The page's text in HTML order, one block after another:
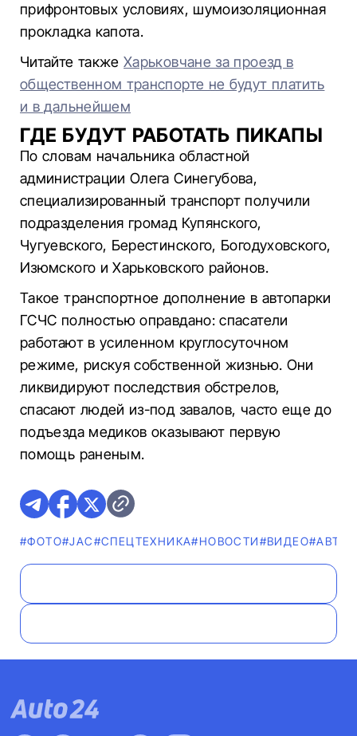
прифронтовых условиях, шумоизоляционная
прокладка капота.
Читайте такжеХарьковчане за проезд в
общественном транспорте не будут платить
и в дальнейшем
ГДЕ БУДУТ РАБОТАТЬ ПИКАПЫ
По словам начальника областной
администрации Олега Синегубова,
специализированный транспорт получили
подразделения громад Купянского,
Чугуевского, Берестинского, Богодуховского,
Изюмского и Харьковского районов.
Такое транспортное дополнение в автопарки
ГСЧС полностью оправдано: спасатели
работают в усиленном круглосуточном
режиме, рискуя собственной жизнью. Они
ликвидируют последствия обстрелов,
спасают людей из-под завалов, часто еще до
подъезда медиков оказывают первую
помощь раненым.
#ФОТО#JAC#СПЕЦТЕХНИКА#НОВОСТИ#ВИДЕО